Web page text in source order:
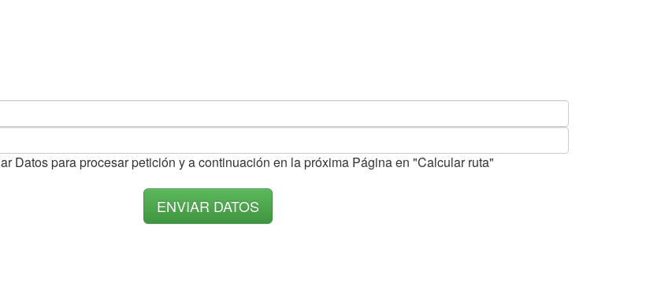
Datos para procesar petición y a continuación en la próxima Página en "Calcular ruta"